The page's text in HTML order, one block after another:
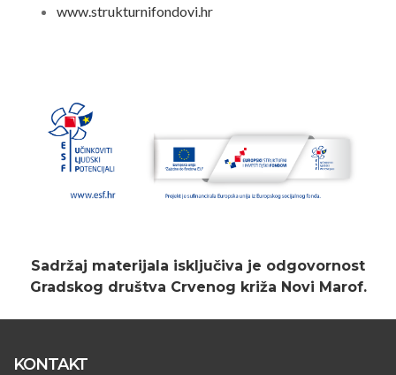
www.strukturnifondovi.hr
Sadržaj materijala isključiva je odgovornost
Gradskog društva Crvenog križa Novi Marof.
KONTAKT